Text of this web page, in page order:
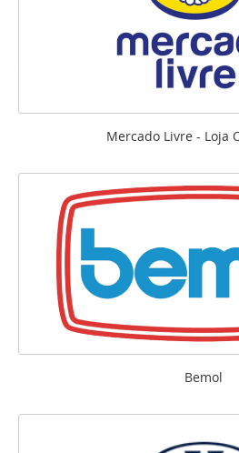
Mercado Livre - Loja
Bemol